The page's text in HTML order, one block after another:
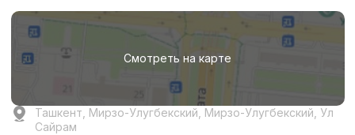
Смотреть на карте
Ташкент, Мирзо-Улугбекский, Мирзо-Улугбекский, Ул
Сайрам